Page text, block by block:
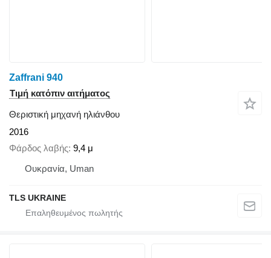
Zaffrani 940
Τιμή κατόπιν αιτήματος
Θεριστική μηχανή ηλιάνθου
2016
Φάρδος λαβής 9,4 μ
Ουκρανία, Uman
TLS UKRAINE